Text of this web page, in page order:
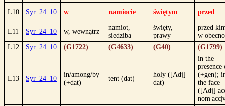
L10 Syr_24_10 w namiocie świętym przed
L11 Syr_24_10 w, wewnątrz
namiot,
siedziba
święty,
prawy
przed
w
L12
Syr_24_10 (G1722) (G4633) (G40) (G1799)
L13 Syr_24_10
in/among/by
(+dat)
tent (dat)
holy ([Adj]
dat)
in the
presence
(+gen);
the face
([Adj]